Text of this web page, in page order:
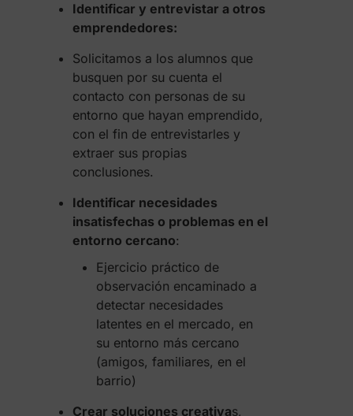
Identificar y entrevistar a otros
emprendedores:
Solicitamos a los alumnos que
busquen por su cuenta el
contacto con personas de su
entorno que hayan emprendido,
con el fin de entrevistarles y
extraer sus propias
conclusiones.
Identificar necesidades
insatisfechas o problemas en el
entorno cercano:
Ejercicio práctico de
observación encaminado a
detectar necesidades
latentes en el mercado, en
su entorno más cercano
(amigos, familiares, en el
barrio)
Crear soluciones creativas,